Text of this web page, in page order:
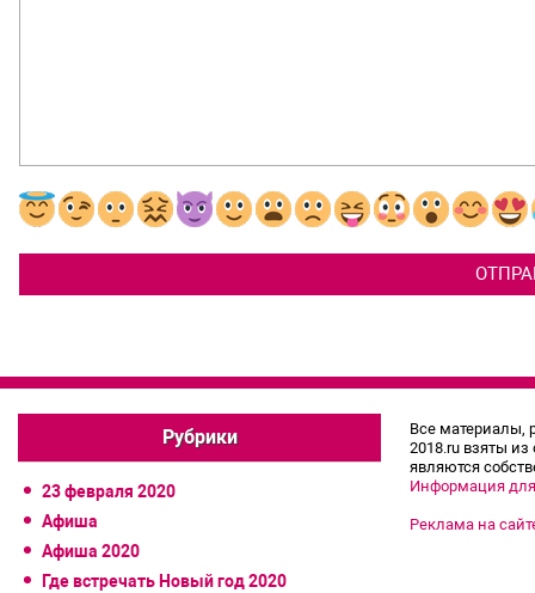
Рубрики
23 февраля 2020
Афиша
Афиша 2020
Где встречать Новый год 2020
Все материалы,
2018.ru взяты
являются
Информация
Реклама на